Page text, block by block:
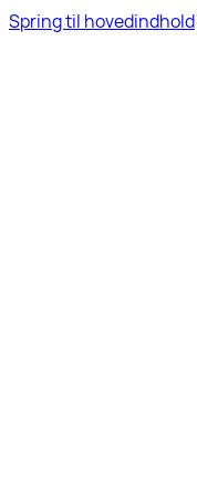
Spring til hovedindhold